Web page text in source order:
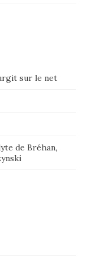
sur le net
de Bréhan,